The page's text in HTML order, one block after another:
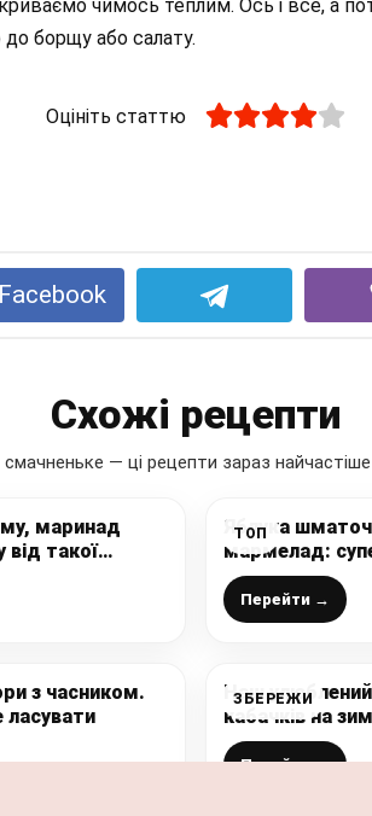
чимось теплим. Ось і все, а
борщу або салату.
Оцініть статтю
Схожі рецепти
— ці рецепти зараз
маринад
такої
– ну дуже
ТОП
Яблука
мармелад:
закриваю
груш тепер
прозорими)
Перейти →
з часником.
ласувати
ЗБЕРЕЖИ
Наш
кабачків на
задоволенням
Перейти →